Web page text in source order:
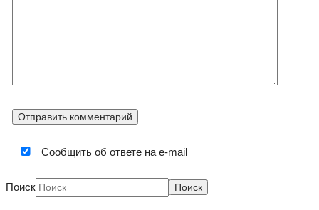
Сообщить об ответе на e-mail
Поиск